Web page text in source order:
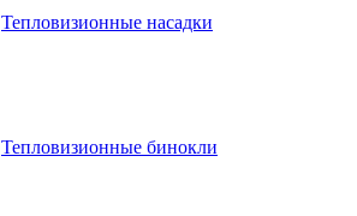
Тепловизионные насадки
Тепловизионные бинокли